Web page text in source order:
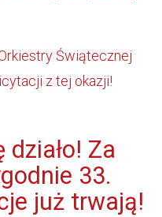
Świątecznej
z tej okazji!
działo! Za
33.
już trwają!